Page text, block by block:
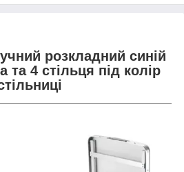
розкладний синій
та 4 стільця під колір